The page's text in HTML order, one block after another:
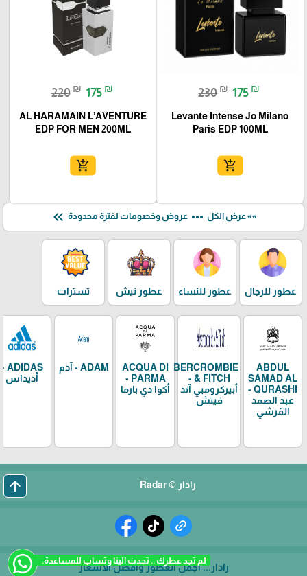
لم تجد عطرك .. تحدث الينا وتساب للمساعدة.
230₪ 175 ₪
Levante Intense Jo Milano
Paris EDP 100ML
add_shopping_cart
220₪ 175 ₪
AL HARAMAIN L’AVENTURE
EDP FOR MEN 200ML
add_shopping_cart
»» عرض الكل more_horiz عروض وخصومات لفترة محدودة keyboard_double_arrow_left
عطور للرجال عطور للنساء عطور نيش تسترات
ABDUL
SAMAD AL
QURASHI -
عبد الصمد
القرشي
ABERCROMBIE
& FITCH -
أبيركرومبي آند
فيتش
ACQUA DI
PARMA -
أكوا دي بارما
ADAM - آدم
ADIDAS -
أديداس
رادار © Radar arrow_upward
رادار... أجمل العطور وأفضل الأسعار